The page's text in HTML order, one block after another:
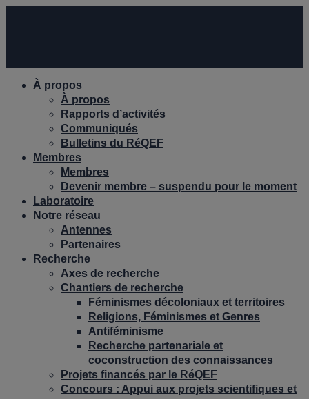
À propos
À propos
Rapports d’activités
Communiqués
Bulletins du RéQEF
Membres
Membres
Devenir membre – suspendu pour le moment
Laboratoire
Notre réseau
Antennes
Partenaires
Recherche
Axes de recherche
Chantiers de recherche
Féminismes décoloniaux et territoires
Religions, Féminismes et Genres
Antiféminisme
Recherche partenariale et
coconstruction des connaissances
Projets financés par le RéQEF
Concours : Appui aux projets scientifiques et